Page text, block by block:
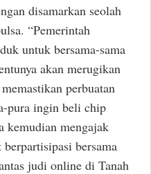
disamarkan seolah
“Pemerintah
untuk bersama-sama
akan merugikan
perbuatan
pura ingin beli chip
kemudian mengajak
bersama
judi online di Tanah